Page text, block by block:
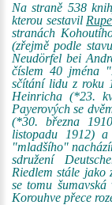
Na straně 538
kterou sestavil
stranách
(zřejmě podle
Neudörfel bei
číslem 40 jména
sčítání lidu z roku
Heinricha (*23.
Payerových se
(*30. března
listopadu 1912)
"mladšího"
sdružení
Riedlem stále jako
se tomu
Korouhve přece